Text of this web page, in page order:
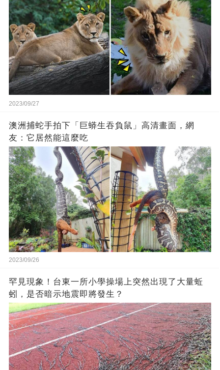
2023/09/27
澳洲捕蛇手拍下「巨蟒生吞負鼠」高清畫面，網
友：它居然能這麼吃
2023/09/26
罕見現象！台東一所小學操場上突然出現了大量蚯
蚓，是否暗示地震即將發生？